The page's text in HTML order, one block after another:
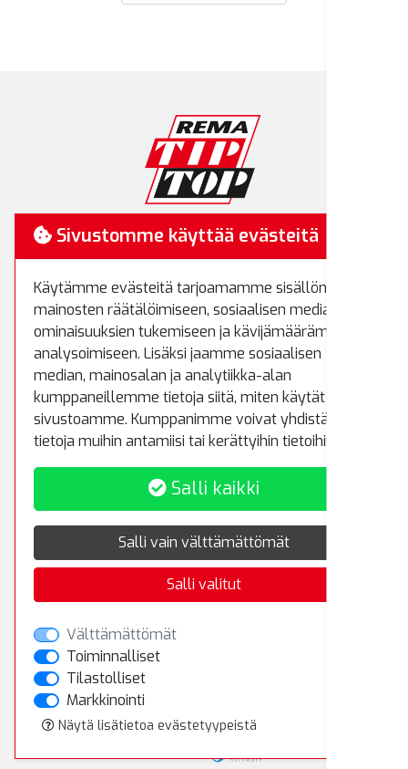
RemaTipTop
01510 Vantaa
Puh.(09) 8700 520
Fax.(09) 8700 522
rematiptop@rematiptop.fi
Myynti ja varasto
Koivuhaantie 5
01510 Vantaa
Puh.(09) 8700 5233
Rekisteriseloste
Toimitusehdot
© 2023 Rema Tip Top Oy
Sivustomme käyttää evästeitä
Käytämme evästeitä tarjoamamme sisällön ja
mainosten räätälöimiseen, sosiaalisen median
ominaisuuksien tukemiseen ja kävijämäärämme
analysoimiseen. Lisäksi jaamme sosiaalisen
median, mainosalan ja analytiikka-alan
kumppaneillemme tietoja siitä, miten käytät
sivustoamme. Kumppanimme voivat yhdistää näitä
tietoja muihin antamiisi tai kerättyihin tietoihin.
Salli kaikki
Salli vain välttämättömät
Salli valitut
Välttämättömät
Toiminnalliset
Tilastolliset
Markkinointi
Näytä lisätietoa evästetyypeistä